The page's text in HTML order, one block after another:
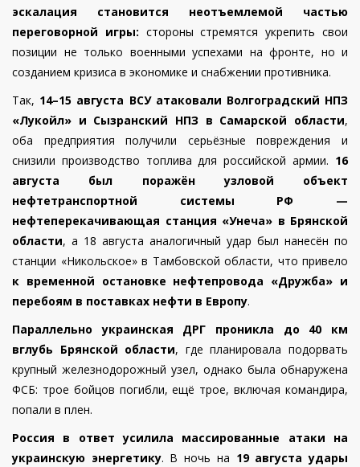
эскалация становится неотъемлемой частью
переговорной игры: стороны стремятся укрепить свои
позиции не только военными успехами на фронте, но и
созданием кризиса в экономике и снабжении противника.
Так, 14–15 августа ВСУ атаковали Волгоградский НПЗ
«Лукойл» и Сызранский НПЗ в Самарской области,
оба предприятия получили серьёзные повреждения и
снизили производство топлива для российской армии. 16
августа был поражён узловой объект
нефтетранспортной системы РФ —
нефтеперекачивающая станция «Унеча» в Брянской
области, а 18 августа аналогичный удар был нанесён по
станции «Никольское» в Тамбовской области, что привело
к временной остановке нефтепровода «Дружба» и
перебоям в поставках нефти в Европу.
Параллельно украинская ДРГ проникла до 40 км
вглубь Брянской области, где планировала подорвать
крупный железнодорожный узел, однако была обнаружена
ФСБ: трое бойцов погибли, ещё трое, включая командира,
попали в плен.
Россия в ответ усилила массированные атаки на
украинскую энергетику. В ночь на 19 августа удары